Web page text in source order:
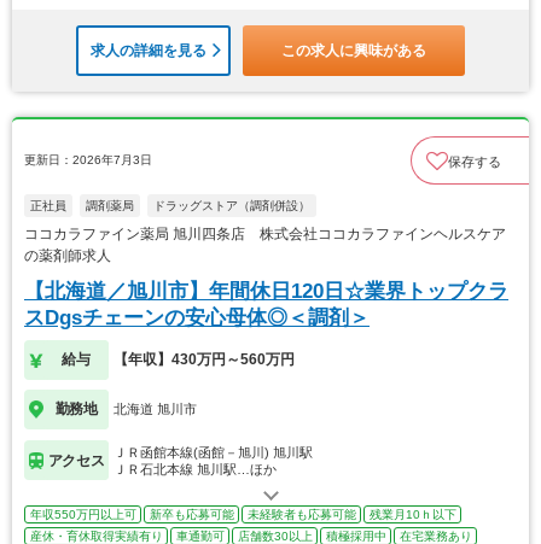
求人の詳細を見る この求人に興味がある
更新日：2026年7月3日 保存する
正社員 調剤薬局 ドラッグストア（調剤併設）
ココカラファイン薬局 旭川四条店 株式会社ココカラファインヘルスケア
の薬剤師求人
【北海道／旭川市】年間休日120日☆業界トップクラ
スDgsチェーンの安心母体◎＜調剤＞
給与 【年収】430万円～560万円
勤務地 北海道 旭川市
アクセス
ＪＲ函館本線(函館－旭川) 旭川駅
ＪＲ石北本線 旭川駅…ほか
年収550万円以上可 新卒も応募可能 未経験者も応募可能
残業月10ｈ以下
産休・育休取得実績有り
車通勤可 店舗数30以上 積極採用中
在宅業務あり